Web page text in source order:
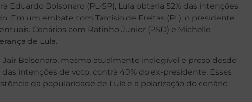
Eduardo Bolsonaro (PL-SP), Lula obteria 52% das intenções
Em um embate com Tarcísio de Freitas (PL), o presidente
Cenários com Ratinho Junior (PSD) e Michelle
de Lula.
Bolsonaro, mesmo atualmente inelegível e preso desde
intenções de voto, contra 40% do ex-presidente. Esses
da popularidade de Lula e a polarização do cenário